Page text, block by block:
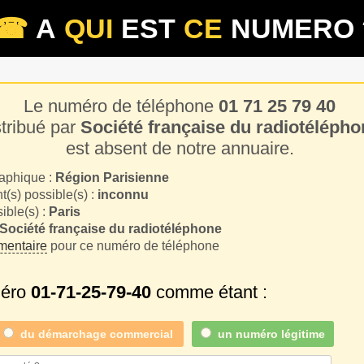
A QUI EST CE NUMERO
Le numéro de téléphone 01 71 25 79 40
par Société française du
est absent de notre annuaire.
: Région Parisienne
possible(s) : inconnu
: Paris
française du radiotéléphone
pour ce numéro de téléphone
01-71-25-79-40 comme étant :
du démarchage commercial un numéro légitime